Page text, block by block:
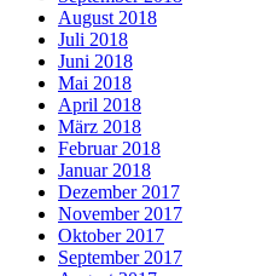
August 2018
Juli 2018
Juni 2018
Mai 2018
April 2018
März 2018
Februar 2018
Januar 2018
Dezember 2017
November 2017
Oktober 2017
September 2017